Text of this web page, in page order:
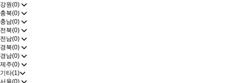
강원(0)
충북(0)
충남(0)
전북(0)
전남(0)
경북(0)
경남(0)
제주(0)
기타(1)
서울(0)